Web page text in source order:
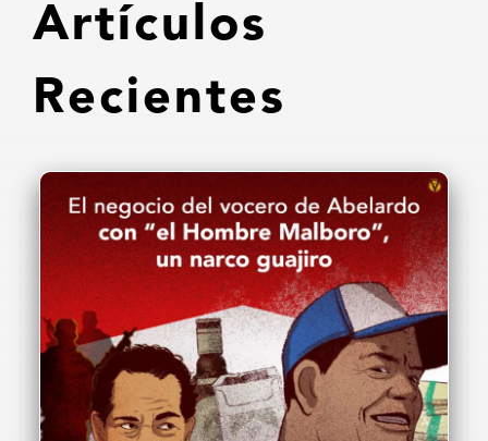
Artículos
Recientes